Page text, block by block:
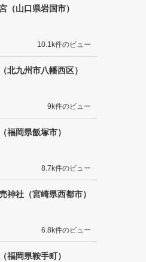
（山口県岩国市）
10.1k件のビュー
北九州市八幡西区）
9k件のビュー
福岡県飯塚市）
8.7k件のビュー
神社（宮崎県西都市）
6.8k件のビュー
福岡県鞍手町）